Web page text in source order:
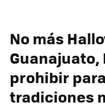
No más
prohibir
tradiciones